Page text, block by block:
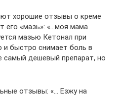
хорошие отзывы о креме
его «мазь»: «…моя мама
мазью Кетонал при
и быстро снимает боль в
самый дешевый препарат, но
отзывы: «… Езжу на